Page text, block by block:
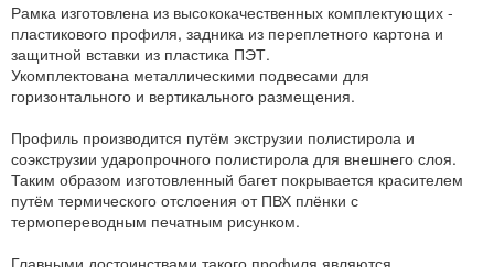
Рамка изготовлена из высококачественных комплектующих -
пластикового профиля, задника из переплетного картона и
защитной вставки из пластика ПЭТ.
Укомплектована металлическими подвесами для
горизонтального и вертикального размещения.
Профиль производится путём экструзии полистирола и
соэкструзии ударопрочного полистирола для внешнего слоя.
Таким образом изготовленный багет покрывается красителем
путём термического отслоения от ПВХ плёнки с
термопереводным печатным рисунком.